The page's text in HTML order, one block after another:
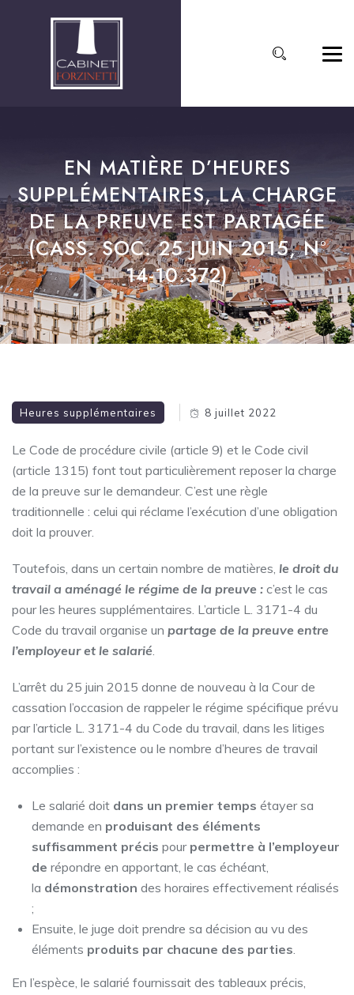
EN MATIÈRE D’HEURES
SUPPLÉMENTAIRES, LA CHARGE
DE LA PREUVE EST PARTAGÉE
(CASS. SOC. 25 JUIN 2015, N°
14-10.372)
Heures supplémentaires 8 juillet 2022
Le Code de procédure civile (article 9) et le Code civil
(article 1315) font tout particulièrement reposer la charge
de la preuve sur le demandeur. C’est une règle
traditionnelle : celui qui réclame l’exécution d’une obligation
doit la prouver.
Toutefois, dans un certain nombre de matières, le droit du
travail a aménagé le régime de la preuve : c’est le cas
pour les heures supplémentaires. L’article L. 3171-4 du
Code du travail organise un partage de la preuve entre
l’employeur et le salarié.
L’arrêt du 25 juin 2015 donne de nouveau à la Cour de
cassation l’occasion de rappeler le régime spécifique prévu
par l’article L. 3171-4 du Code du travail, dans les litiges
portant sur l’existence ou le nombre d’heures de travail
accomplies :
Le salarié doit dans un premier temps étayer sa
demande en produisant des éléments
suffisamment précis pour permettre à l’employeur
de répondre en apportant, le cas échéant,
la démonstration des horaires effectivement réalisés
;
Ensuite, le juge doit prendre sa décision au vu des
éléments produits par chacune des parties.
En l’espèce, le salarié fournissait des tableaux précis,